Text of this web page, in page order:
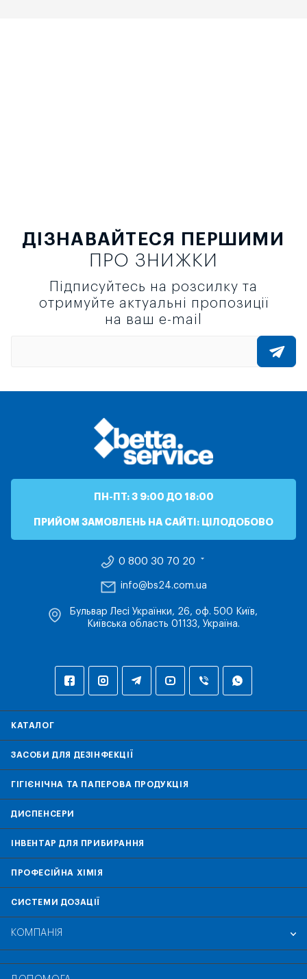
ДІЗНАВАЙТЕСЯ ПЕРШИМИ
ПРО ЗНИЖКИ
Підписуйтесь на розсилку та
отримуйте актуальні пропозиції
на ваш e-mail
ПН-ПТ: З 9:00 ДО 18:00
ПРИЙОМ ЗАМОВЛЕНЬ НА САЙТІ: ЦІЛОДОБОВО
0 800 30 70 20
info@bs24.com.ua
Бульвар Лесі Українки, 26, оф. 500 Київ,
Київська область 01133, Україна.
КАТАЛОГ
ЗАСОБИ ДЛЯ ДЕЗІНФЕКЦІЇ
ГІГІЄНІЧНА ТА ПАПЕРОВА ПРОДУКЦІЯ
ДИСПЕНСЕРИ
ІНВЕНТАР ДЛЯ ПРИБИРАННЯ
ПРОФЕСІЙНА ХІМІЯ
СИСТЕМИ ДОЗАЦІЇ
КОМПАНІЯ